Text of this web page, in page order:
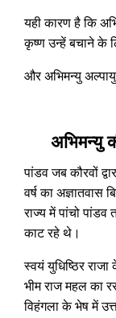
यही कारण है कि
कृष्ण उन्हें बचाने के
और अभिमन्यु अल्पायु
अभिमन्यु
पांडव जब कौरवों
वर्ष का अज्ञातवास
राज्य में पांचो
काट रहे थे।
स्वयं युधिष्ठिर
भीम राज महल का
विहंगला के भेष में